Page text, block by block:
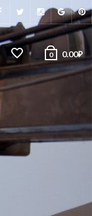
0 0.00₽